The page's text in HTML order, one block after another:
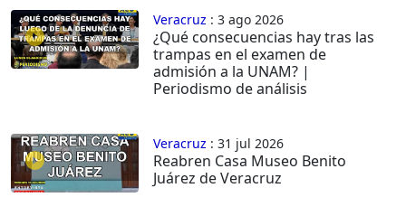
Veracruz : 3 ago 2026
¿Qué consecuencias hay tras las
trampas en el examen de
admisión a la UNAM? |
Periodismo de análisis
Veracruz : 31 jul 2026
Reabren Casa Museo Benito
Juárez de Veracruz